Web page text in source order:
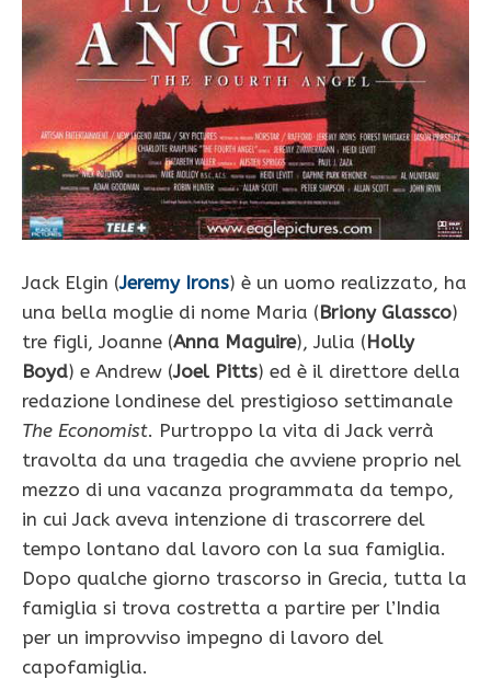
Jack Elgin (Jeremy Irons) è un uomo realizzato, ha
una bella moglie di nome Maria (Briony Glassco)
tre figli, Joanne (Anna Maguire), Julia (Holly
Boyd) e Andrew (Joel Pitts) ed è il direttore della
redazione londinese del prestigioso settimanale
The Economist. Purtroppo la vita di Jack verrà
travolta da una tragedia che avviene proprio nel
mezzo di una vacanza programmata da tempo,
in cui Jack aveva intenzione di trascorrere del
tempo lontano dal lavoro con la sua famiglia.
Dopo qualche giorno trascorso in Grecia, tutta la
famiglia si trova costretta a partire per l’India
per un improvviso impegno di lavoro del
capofamiglia.